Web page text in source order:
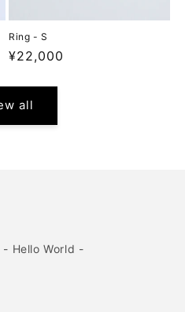
Ring - S
Regular
¥22,000
all
Hello World -